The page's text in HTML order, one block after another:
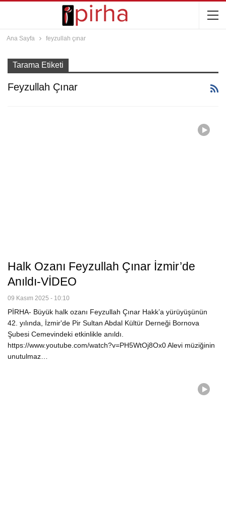
Ana Sayfa feyzullah çınar
Tarama Etiketi
Feyzullah Çınar
Halk Ozanı Feyzullah Çınar İzmir’de
Anıldı-VİDEO
09 Kasım 2025 - 10:10
PİRHA- Büyük halk ozanı Feyzullah Çınar Hakk’a yürüyüşünün
42. yılında, İzmir'de Pir Sultan Abdal Kültür Derneği Bornova
Şubesi Cemevindeki etkinlikle anıldı.
https://www.youtube.com/watch?v=PH5WtOj8Ox0 Alevi müziğinin
unutulmaz…